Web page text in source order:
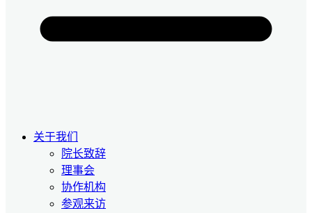
关于我们
院长致辞
理事会
协作机构
参观来访